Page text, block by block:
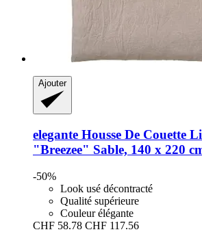
Ajouter
elegante Housse De Couette
"Breezee" Sable, 140 x 220
-50%
Look usé décontracté
Qualité supérieure
Couleur élégante
CHF 58.78 CHF 117.56